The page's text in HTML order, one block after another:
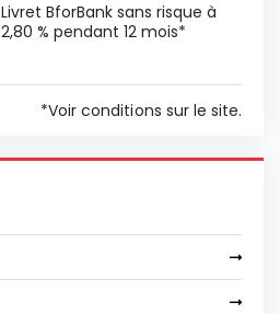
Livret BforBank sans risque à
2,80 % pendant 12 mois*
*Voir conditions sur le site.